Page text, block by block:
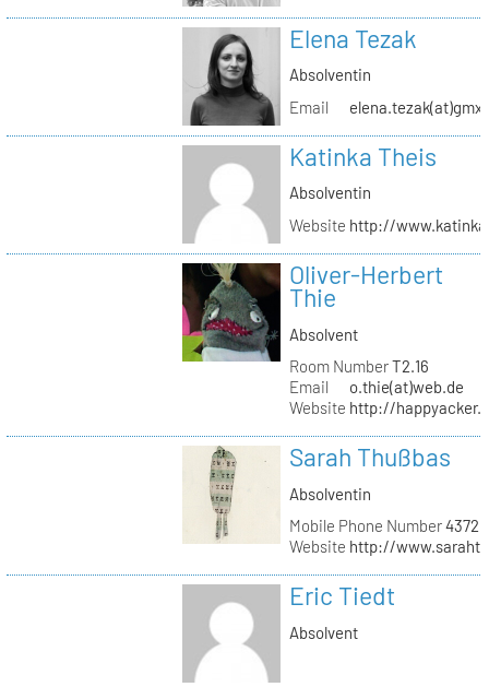
Elena Tezak
Absolventin
Email
Katinka Theis
Absolventin
Website http://
Oliver-Herbert
Thie
Absolvent
Room NumberT2.16
Email
o.thie(at)web.de
Website http://
Sarah Thußbas
Absolventin
Mobile Phone Number
Website http://
Eric Tiedt
Absolvent